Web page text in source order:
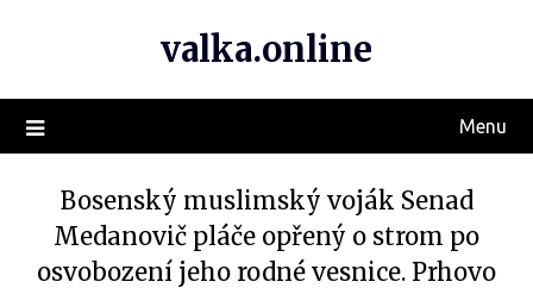
valka.online
Menu
Bosenský muslimský voják Senad
Medanovič pláče opřený o strom po
osvobození jeho rodné vesnice. Prhovo